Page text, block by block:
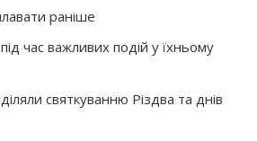
раніше
час важливих подій у їхньому
святкуванню Різдва та днів